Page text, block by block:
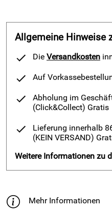
Allgemeine Hinweise
Die Versandkosten
Auf
Abholung im
(Click&Collect) Gratis
Lieferung innerhalb
(KEIN VERSAND)
Weitere Informationen zu
Mehr Informationen